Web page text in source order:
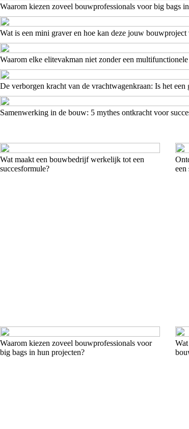
Waarom kiezen zoveel bouwprofessionals voor big bags
Wat is een mini graver en hoe kan deze jouw bouwproject
Waarom elke elitevakman niet zonder een
De verborgen kracht van de vrachtwagenkraan: Is het een
Samenwerking in de bouw: 5 mythes ontkracht voor
Wat maakt een bouwbedrijf werkelijk tot een
succesformule?
een
Waarom kiezen zoveel bouwprofessionals voor
big bags in hun projecten?